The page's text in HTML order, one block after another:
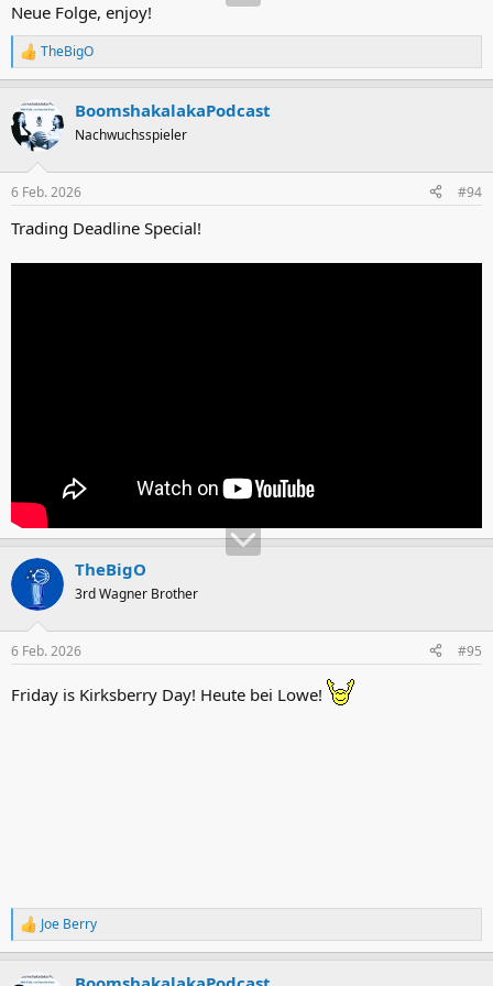
Neue Folge, enjoy!
R
e
k
t
i
e
:
TheBigO
BoomshakalakaPodcast
Nachwuchsspieler
6 Feb. 2026 #94
Trading Deadline Special!
TheBigO
3rd Wagner Brother
6 Feb. 2026 #95
Friday is Kirksberry Day! Heute bei Lowe!
R
e
Joe Berry